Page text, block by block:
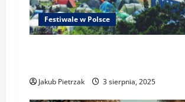
Festiwale w Polsce
Jakub Pietrzak 3 sierpnia, 2025